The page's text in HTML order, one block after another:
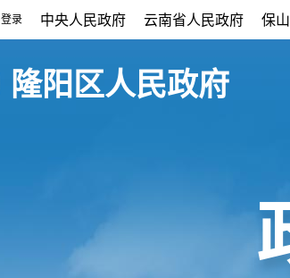
登录 中央人民政府 云南省人民政府 保
隆阳区人民政府